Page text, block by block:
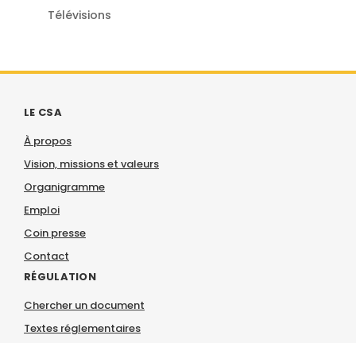
Télévisions
LE CSA
À propos
Vision, missions et valeurs
Organigramme
Emploi
Coin presse
Contact
RÉGULATION
Chercher un document
Textes réglementaires